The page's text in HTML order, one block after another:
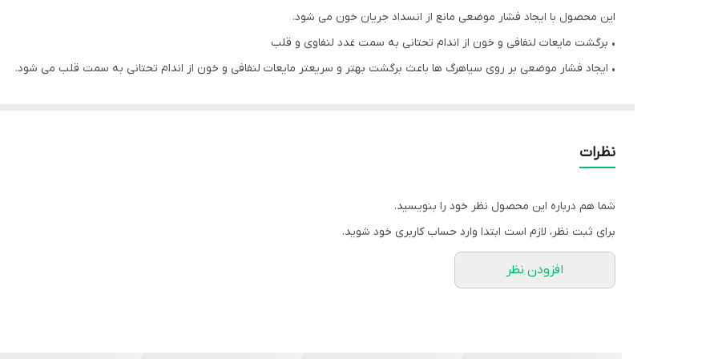
این محصول با ایجاد فشار موضعی مانع از انسداد جریان خون می شود.
• برگشت مایعات لنفافی و خون از اندام تحتانی به سمت غدد لنفاوی و قلب
• ایجاد فشار موضعی بر روی سیاهرگ ها باعث برگشت بهتر و سریعتر مایعات لنفافی و خون از اندام تحتانی به سمت قلب می شود.
موارد استفاده:
• تسکین درد ناشی از تجمع خون سیاهرگی در پاها به ویژه خانم های باردار
• ایجاد گرمای موضعی در بخش های مختلف پا
• جلوگیری از لخته شدن خون در پاهای بیماران بستری شده
نظرات
شما هم درباره این محصول نظر خود را بنویسید.
برای ثبت نظر، لازم است ابتدا وارد حساب کاربری خود شوید.
افزودن نظر